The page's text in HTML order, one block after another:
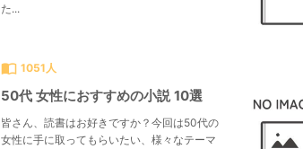
た...
import_contacts 1051人
50代 女性におすすめの小説 10選
皆さん、読書はお好きですか？今回は50代の
女性に手に取ってもらいたい、様々なテーマ